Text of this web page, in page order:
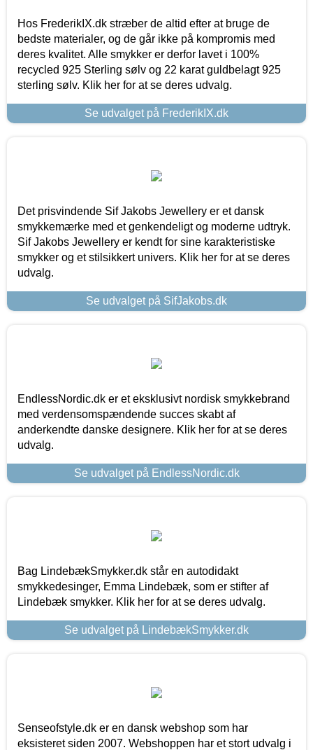
Hos FrederikIX.dk stræber de altid efter at bruge de
bedste materialer, og de går ikke på kompromis med
deres kvalitet. Alle smykker er derfor lavet i 100%
recycled 925 Sterling sølv og 22 karat guldbelagt 925
sterling sølv. Klik her for at se deres udvalg.
Se udvalget på FrederikIX.dk
Det prisvindende Sif Jakobs Jewellery er et dansk
smykkemærke med et genkendeligt og moderne udtryk.
Sif Jakobs Jewellery er kendt for sine karakteristiske
smykker og et stilsikkert univers. Klik her for at se deres
udvalg.
Se udvalget på SifJakobs.dk
EndlessNordic.dk er et eksklusivt nordisk smykkebrand
med verdensomspændende succes skabt af
anderkendte danske designere. Klik her for at se deres
udvalg.
Se udvalget på EndlessNordic.dk
Bag LindebækSmykker.dk står en autodidakt
smykkedesinger, Emma Lindebæk, som er stifter af
Lindebæk smykker. Klik her for at se deres udvalg.
Se udvalget på LindebækSmykker.dk
Senseofstyle.dk er en dansk webshop som har
eksisteret siden 2007. Webshoppen har et stort udvalg i